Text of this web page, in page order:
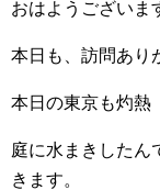
おはようございま
本日も、訪問あり
本日の東京も灼熱
庭に水まきしたん
きます。